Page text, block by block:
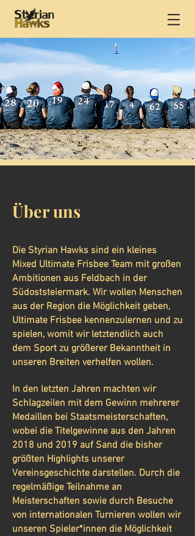
Über uns
Die Styrian Hawks sind ein kleines
Mixed Ultimate Frisbee Team mit großen
Ambitionen aus Feldbach in der
Südoststeiermark. Wir wollen Menschen
aus der Region die Möglichkeit geben,
Ultimate Frisbee kennenzulernen und zu
spielen, womit wir letztendlich auch
dem Sport zu größerer Bekanntheit in
unseren Breiten verhelfen wollen.
In den letzten Jahren machten wir
Schlagzeilen mit dem Gewinn mehrerer
Medaillen bei Staatsmeisterschaften,
wobei die Titelgewinne aus den Jahren
2018 und 2019 auf Sand die bisher
größten Highlights unserer
Vereinsgeschichte darstellen. Durch die
regelmäßige Teilnahme an
Meisterschaften sowie durch Besuche
von internationalen Turnieren wollen wir
unseren Spieler*innen die Möglichkeit